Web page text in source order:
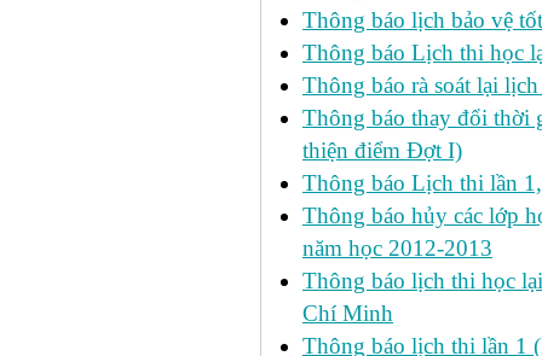
Thông báo lịch bảo vệ
Thông báo Lịch thi học
Thông báo rà soát lại
Thông báo thay đổi thời
thiện điểm Đợt I)
Thông báo Lịch thi lần
Thông báo hủy các lớp
năm học 2012-2013
Thông báo lịch thi học
Chí Minh
Thông báo lịch thi lần 1